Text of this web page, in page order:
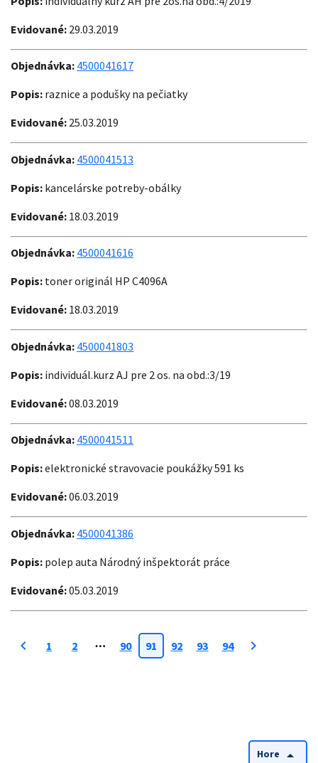
Evidované: 29.03.2019
Objednávka: 4500041617
Popis: raznice a podušky na pečiatky
Evidované: 25.03.2019
Objednávka: 4500041513
Popis: kancelárske potreby-obálky
Evidované: 18.03.2019
Objednávka: 4500041616
Popis: toner originál HP C4096A
Evidované: 18.03.2019
Objednávka: 4500041803
Popis: individuál.kurz AJ pre 2 os. na obd.:3/19
Evidované:08.03.2019
Objednávka: 4500041511
Popis:elektronické stravovacie poukážky 591 ks
Evidované:06.03.2019
Objednávka: 4500041386
Popis: polep auta Národný inšpektorát práce
Evidované:05.03.2019
chevron_left 1 2 ⋯ 90 91 92 93 94 chevron_right
Hore arrow_drop_up